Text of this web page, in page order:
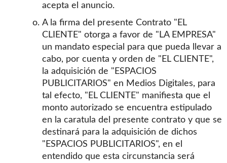
acepta el anuncio.
A la firma del presente Contrato "EL
CLIENTE" otorga a favor de "LA EMPRESA"
un mandato especial para que pueda llevar a
cabo, por cuenta y orden de "EL CLIENTE",
la adquisición de "ESPACIOS
PUBLICITARIOS" en Medios Digitales, para
tal efecto, "EL CLIENTE" manifiesta que el
monto autorizado se encuentra estipulado
en la caratula del presente contrato y que se
destinará para la adquisición de dichos
"ESPACIOS PUBLICITARIOS", en el
entendido que esta circunstancia será